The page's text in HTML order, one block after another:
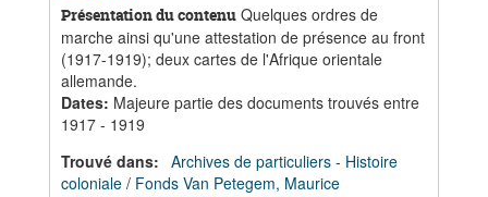
Présentation du contenu Quelques ordres de
marche ainsi qu'une attestation de présence au front
(1917-1919); deux cartes de l'Afrique orientale
allemande.
Dates: Majeure partie des documents trouvés entre
1917 - 1919
Trouvé dans: Archives de particuliers - Histoire
coloniale / Fonds Van Petegem, Maurice